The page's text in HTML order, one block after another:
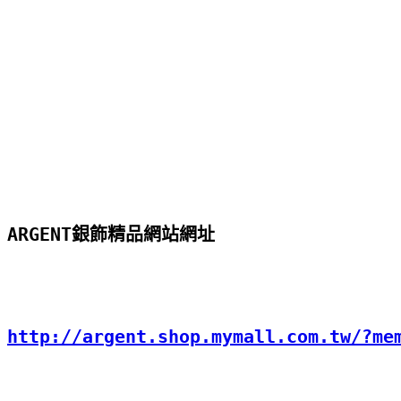
ARGENT銀飾精品網站網址
http://argent.shop.mymall.com.tw/